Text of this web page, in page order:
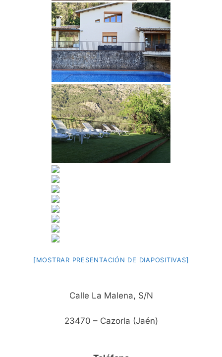
[MOSTRAR PRESENTACIÓN DE DIAPOSITIVAS]
Calle La Malena, S/N
23470 – Cazorla (Jaén)